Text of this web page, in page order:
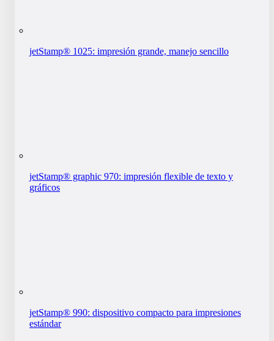
jetStamp® 1025: impresión grande, manejo sencillo
jetStamp® graphic 970: impresión flexible de texto y
gráficos
jetStamp® 990: dispositivo compacto para impresiones
estándar